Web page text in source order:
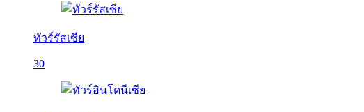
ทัวร์รัสเซีย
30